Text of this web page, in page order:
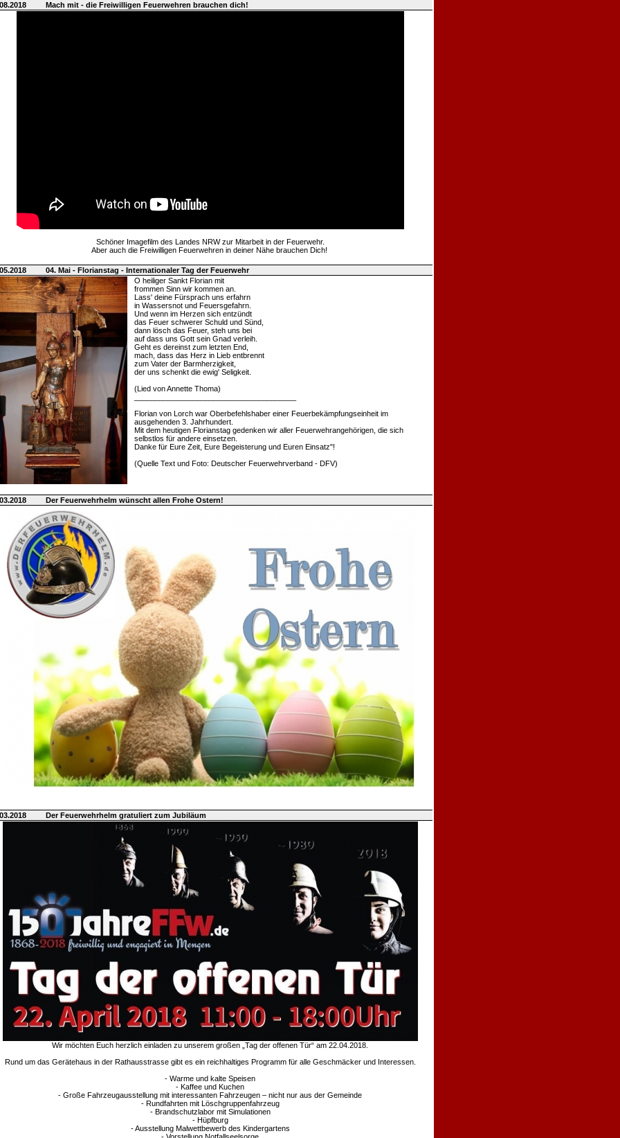
Mach mit - die Freiwilligen Feuerwehren brauchen dich!
Schöner Imagefilm des Landes NRW zur Mitarbeit in der Feuerwehr.
Aber auch die Freiwilligen Feuerwehren in deiner Nähe brauchen Dich!
04. Mai - Florianstag - Internationaler Tag der Feuerwehr
O heiliger Sankt Florian mit
frommen Sinn wir kommen an.
Lass' deine Fürsprach uns erfahrn
in Wassersnot und Feuersgefahrn.
Und wenn im Herzen sich entzündt
das Feuer schwerer Schuld und Sünd,
dann lösch das Feuer, steh uns bei
auf dass uns Gott sein Gnad verleih.
Geht es dereinst zum letzten End,
mach, dass das Herz in Lieb entbrennt
zum Vater der Barmherzigkeit,
der uns schenkt die ewig' Seligkeit.
(Lied von Annette Thoma)
Florian von Lorch war Oberbefehlshaber einer Feuerbekämpfungseinheit im
ausgehenden 3. Jahrhundert.
Mit dem heutigen Florianstag gedenken wir aller Feuerwehrangehörigen, die sich
selbstlos für andere einsetzen.
Danke für Eure Zeit, Eure Begeisterung und Euren Einsatz"!
(Quelle Text und Foto: Deutscher Feuerwehrverband - DFV)
Der Feuerwehrhelm wünscht allen Frohe Ostern!
Der Feuerwehrhelm gratuliert zum Jubiläum
Wir möchten Euch herzlich einladen zu unserem großen „Tag der offenen Tür“ am 22.04.2018.
Rund um das Gerätehaus in der Rathausstrasse gibt es ein reichhaltiges Programm für alle Geschmäcker und Interessen.
- Warme und kalte Speisen
- Kaffee und Kuchen
- Große Fahrzeugausstellung mit interessanten Fahrzeugen – nicht nur aus der Gemeinde
- Rundfahrten mit Löschgruppenfahrzeug
- Brandschutzlabor mit Simulationen
- Hüpfburg
- Ausstellung Malwettbewerb des Kindergartens